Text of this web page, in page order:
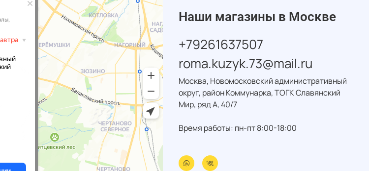
Наши магазины в Москве
+79261637507
roma.kuzyk.73@mail.ru
Москва, Новомосковский административный
округ, район Коммунарка, ТОГК Славянский
Мир, ряд А, 40/7
Время работы: пн-пт 8:00-18:00